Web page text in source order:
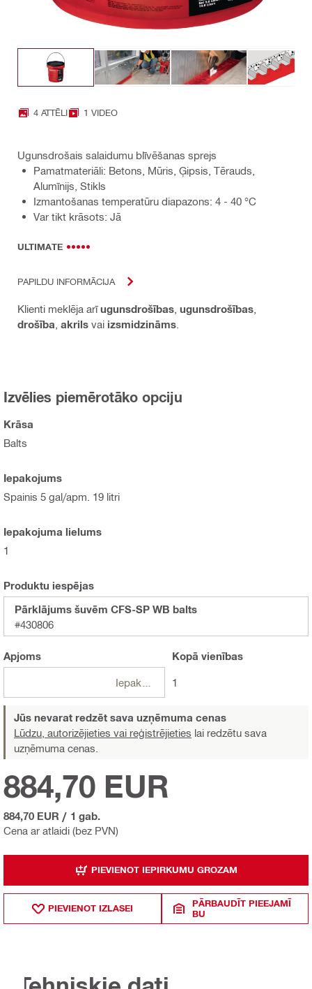
4 ATTĒLI 1 VIDEO
Ugunsdrošais salaidumu blīvēšanas sprejs
Pamatmateriāli: Betons, Mūris, Ģipsis, Tērauds,
Alumīnijs, Stikls
Izmantošanas temperatūru diapazons: 4 - 40 °C
Var tikt krāsots: Jā
ULTIMATE
PAPILDU INFORMĀCIJA
Klienti meklēja arīugunsdrošības ugunsdrošības
drošība akrils vai izsmidzināms
Izvēlies piemērotāko opciju
Krāsa
Balts
Iepakojums
Spainis 5 gal/apm. 19 litri
Iepakojuma lielums
1
Produktu iespējas
Pārklājums šuvēm CFS-SP WB balts
#430806
Apjoms Kopā vienības
1
Jūs nevarat redzēt sava uzņēmuma cenas
Lūdzu, autorizējieties vai reģistrējieties lai redzētu sava
uzņēmuma cenas.
Cena ar atlaidi (bez PVN)
884,70 EUR
884,70 EUR / 1 gab.
PIEVIENOT IEPIRKUMU GROZAM
PIEVIENOT IZLASEI
PĀRBAUDĪT PIEEJAMĪ
BU